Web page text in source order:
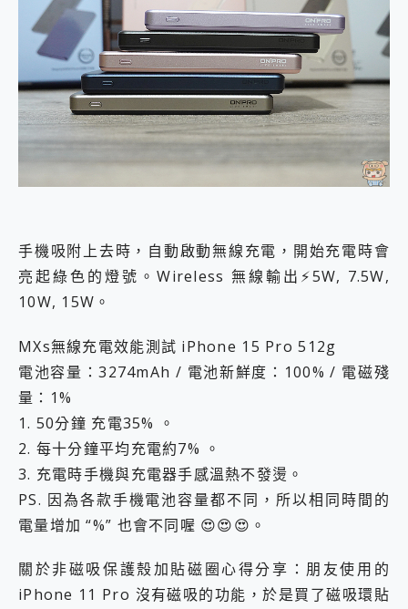
手機吸附上去時，自動啟動無線充電，開始充電時會
亮起綠色的燈號。Wireless 無線輸出⚡️5W, 7.5W,
10W, 15W。
MXs無線充電效能測試 iPhone 15 Pro 512g
電池容量：3274mAh / 電池新鮮度：100% / 電磁殘
量：1%
1. 50分鐘 充電35% 。
2. 每十分鐘平均充電約7% 。
3. 充電時手機與充電器手感溫熱不發燙。
PS. 因為各款手機電池容量都不同，所以相同時間的
電量增加 “%” 也會不同喔 😍😍😍。
關於非磁吸保護殼加貼磁圈心得分享：朋友使用的
iPhone 11 Pro 沒有磁吸的功能，於是買了磁吸環貼